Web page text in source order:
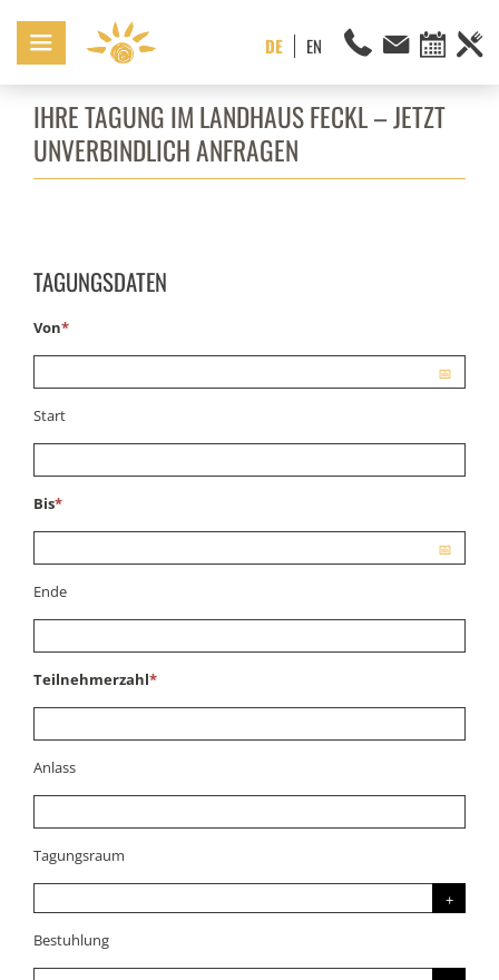
IHRE TAGUNG IM LANDHAUS FECKL – JETZT
UNVERBINDLICH ANFRAGEN
TAGUNGSDATEN
Von*
Start
Bis*
Ende
Teilnehmerzahl*
Anlass
Tagungsraum
Bestuhlung